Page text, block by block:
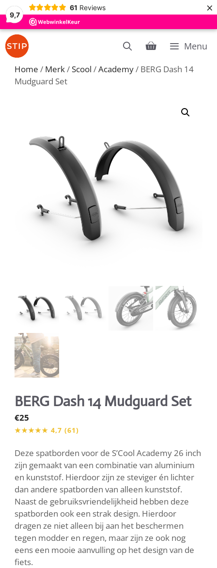
9,7
61 Reviews ×
Ga
naar
inhoud
Menu
Home / Merk/Scool /Academy/ BERG Dash 14
Mudguard Set
BERG Dash 14 Mudguard Set
€25
Deze spatborden voor de S’Cool Academy 26 inch
zijn gemaakt van een combinatie van aluminium
en kunststof. Hierdoor zijn ze steviger én lichter
dan andere spatborden van alleen kunststof.
Naast de gebruiksvriendelijkheid hebben deze
spatborden ook een strak design. Hierdoor
dragen ze niet alleen bij aan het beschermen
tegen modder en regen, maar zijn ze ook nog
eens een mooie aanvulling op het design van de
fiets.